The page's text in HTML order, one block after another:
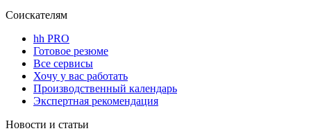
Соискателям
hh PRO
Готовое резюме
Все сервисы
Хочу у вас работать
Производственный календарь
Экспертная рекомендация
Новости и статьи